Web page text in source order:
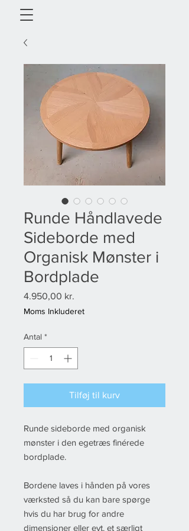
Runde Håndlavede
Sideborde med
Organisk Mønster i
Bordplade
4.950,00 kr.
Moms Inkluderet
Antal *
Tilføj til kurv
Runde sideborde med organisk
mønster i den egetræs finérede
bordplade.
Bordene laves i hånden på vores
værksted så du kan bare spørge
hvis du har brug for andre
dimensioner eller evt. et særligt